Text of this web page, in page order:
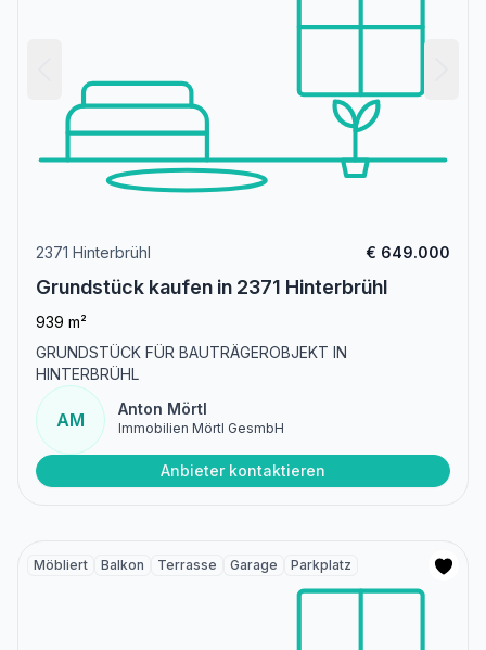
2371 Hinterbrühl € 649.000
Grundstück kaufen in 2371 Hinterbrühl
939 m²
GRUNDSTÜCK FÜR BAUTRÄGEROBJEKT IN
HINTERBRÜHL
AM
Anton Mörtl
Immobilien Mörtl GesmbH
Anbieter kontaktieren
Möbliert Balkon Terrasse Garage Parkplatz